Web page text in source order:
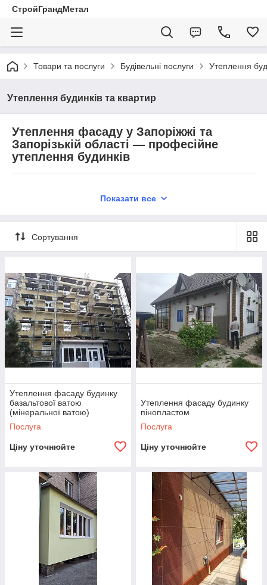
СтройГрандМетал
Товари та послуги Будівельні послуги Утеплення
Утеплення будинків та квартир
Утеплення фасаду у Запоріжжі та
Запорізькій області — професійне
утеплення будинків
Професійне утеплення фасадів у
Утеплення фасаду — один із найефективніших способів
опалення та покращити зовнішній вигляд будівлі. Наша
компанія понад 15 років виконує утеплення фасадів у
Запоріжжі та Запорізькій області, пропонуючи сучасні
технології, якісні матеріали та гарантований результат.
Ми працюємо з приватними будинками, багатоповерхівками,
комерційними та промисловими об’єктами, підбираючи
оптимальне рішення під кожен об’єкт.
Показати все
Сортування
Утеплення фасаду будинку
базальтової ватою
(мінеральної ватою)
Послуга
Ціну уточнюйте
Утеплення фасаду будинку
пінопластом
Послуга
Ціну уточнюйте